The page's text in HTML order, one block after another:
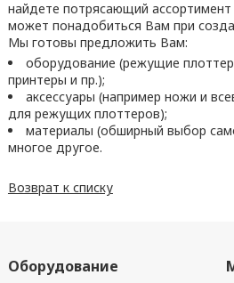
найдете потрясающий
может понадобиться Вам при
Мы готовы предложить Вам:
оборудование (режущие
принтеры и пр.);
аксессуары (например ножи и
для режущих плоттеров);
материалы (обширный выбор
многое другое.
Возврат к списку
Оборудование